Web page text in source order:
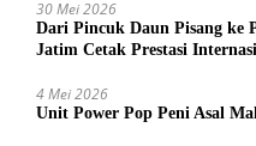
30 Mei 2026
Dari Pincuk Daun Pisang ke
Jatim Cetak Prestasi
4 Mei 2026
Unit Power Pop Peni Asal